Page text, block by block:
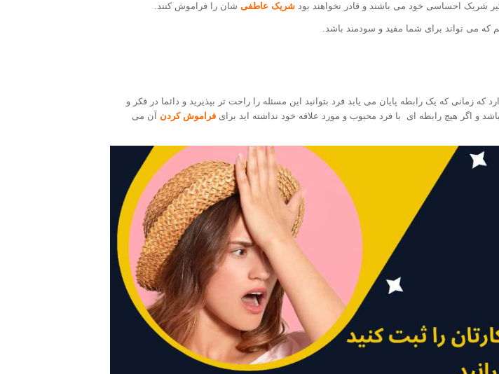
شریک احساسی خود می باشند و قادر نخواهند بود شریک عاطفی شان را فراموش کنند.
که می تواند برای شما مفید و سودمند باشد.
زمانی که یک رابطه پایان می یابد فرد بتوانید این مسئله را راحت تر بپذیرید و دائما در فکر و
و اگر هیچ رابطه ای با فرد محبوب و مورد علاقه خود نداشته اید برای فراموش کردن آن می